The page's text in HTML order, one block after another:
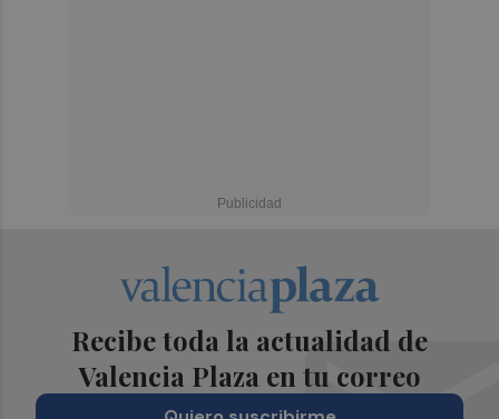
Recibe toda la actualidad de
Valencia Plaza en tu correo